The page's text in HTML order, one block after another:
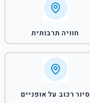
חוויה תרבותית
סיור רכוב על אופניים